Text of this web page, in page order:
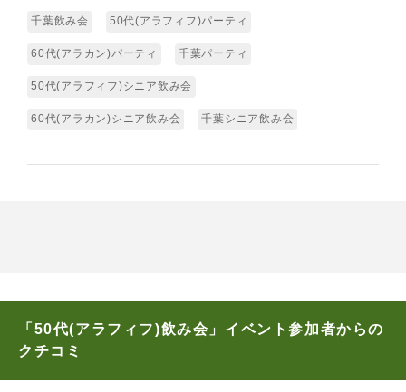
千葉飲み会 50代(アラフィフ)パーティ
60代(アラカン)パーティ 千葉パーティ
50代(アラフィフ)シニア飲み会
60代(アラカン)シニア飲み会 千葉シニア飲み会
「50代(アラフィフ)飲み会」イベント参加者からの
クチコミ